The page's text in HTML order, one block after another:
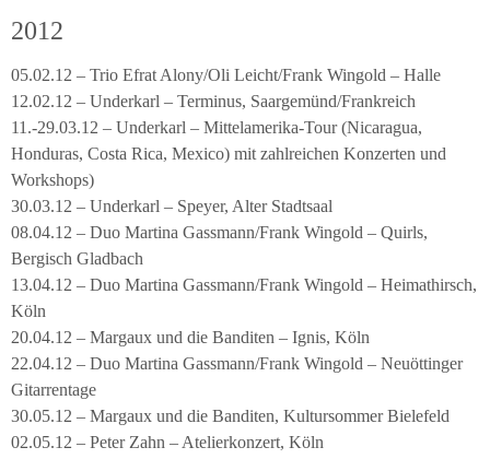
2012
05.02.12 – Trio Efrat Alony/Oli Leicht/Frank Wingold – Halle
12.02.12 – Underkarl – Terminus, Saargemünd/Frankreich
11.-29.03.12 – Underkarl – Mittelamerika-Tour (Nicaragua,
Honduras, Costa Rica, Mexico) mit zahlreichen Konzerten und
Workshops)
30.03.12 – Underkarl – Speyer, Alter Stadtsaal
08.04.12 – Duo Martina Gassmann/Frank Wingold – Quirls,
Bergisch Gladbach
13.04.12 – Duo Martina Gassmann/Frank Wingold – Heimathirsch,
Köln
20.04.12 – Margaux und die Banditen – Ignis, Köln
22.04.12 – Duo Martina Gassmann/Frank Wingold – Neuöttinger
Gitarrentage
30.05.12 – Margaux und die Banditen, Kultursommer Bielefeld
02.05.12 – Peter Zahn – Atelierkonzert, Köln